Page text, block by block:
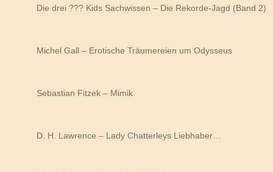
Die drei ??? Kids Sachwissen – Die Rekorde-Jagd (Band 2)
Michel Gall – Erotische Träumereien um Odysseus
Sebastian Fitzek – Mimik
D. H. Lawrence – Lady Chatterleys Liebhaber…